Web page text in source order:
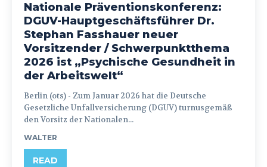
Nationale Präventionskonferenz:
DGUV-Hauptgeschäftsführer Dr.
Stephan Fasshauer neuer
Vorsitzender / Schwerpunktthema
2026 ist „Psychische Gesundheit in
der Arbeitswelt“
Berlin (ots) - Zum Januar 2026 hat die Deutsche
Gesetzliche Unfallversicherung (DGUV) turnusgemäß
den Vorsitz der Nationalen...
WALTER
READ